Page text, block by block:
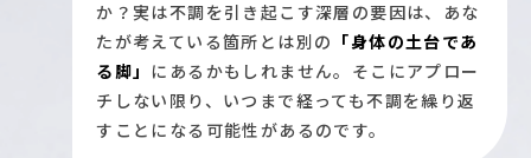
か？実は不調を引き起こす深層の要因は、あな
たが考えている箇所とは別の 「身体の土台であ
る脚」 にあるかもしれません。そこにアプロー
チしない限り、いつまで経っても不調を繰り返
すことになる可能性があるのです。